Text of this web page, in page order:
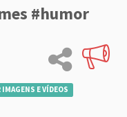
#humor
IMAGENS E VÍDEOS